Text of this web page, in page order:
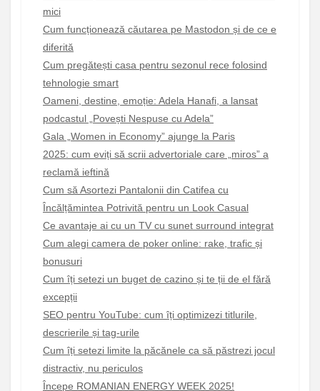
mici
Cum funcționează căutarea pe Mastodon și de ce e
diferită
Cum pregătești casa pentru sezonul rece folosind
tehnologie smart
Oameni, destine, emoție: Adela Hanafi, a lansat
podcastul „Povești Nespuse cu Adela”
Gala „Women in Economy” ajunge la Paris
2025: cum eviți să scrii advertoriale care „miros” a
reclamă ieftină
Cum să Asortezi Pantalonii din Catifea cu
Încălțămintea Potrivită pentru un Look Casual
Ce avantaje ai cu un TV cu sunet surround integrat
Cum alegi camera de poker online: rake, trafic și
bonusuri
Cum îți setezi un buget de cazino și te ții de el fără
excepții
SEO pentru YouTube: cum îți optimizezi titlurile,
descrierile și tag-urile
Cum îți setezi limite la păcănele ca să păstrezi jocul
distractiv, nu periculos
Începe ROMANIAN ENERGY WEEK 2025!